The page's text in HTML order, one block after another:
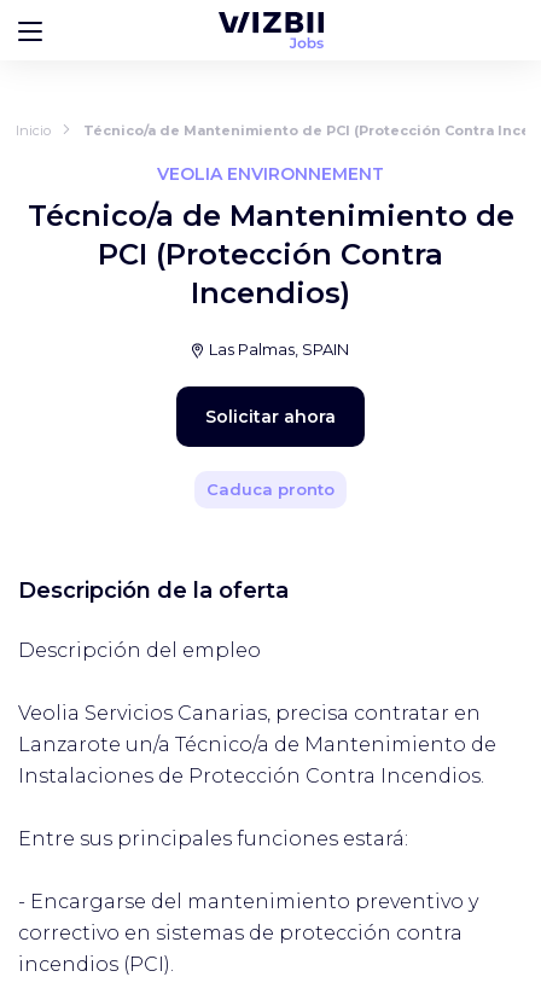
Inicio Técnico/a de Mantenimiento de PCI (Protección Contra
VEOLIA ENVIRONNEMENT
Técnico/a de Mantenimiento de
PCI (Protección Contra
Incendios)
Las Palmas, SPAIN
Solicitar ahora
Caduca pronto
Descripción de la oferta
Descripción del empleo
Veolia Servicios Canarias, precisa contratar en
Lanzarote un/a Técnico/a de Mantenimiento de
Instalaciones de Protección Contra Incendios.
Entre sus principales funciones estará:
- Encargarse del mantenimiento preventivo y
correctivo en sistemas de protección contra
incendios (PCI).